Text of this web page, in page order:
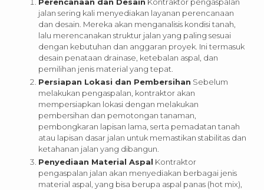
Perencanaan dan Desain Kontraktor pengaspalan
jalan sering kali menyediakan layanan perencanaan
dan desain. Mereka akan menganalisis kondisi tanah,
lalu merencanakan struktur jalan yang paling sesuai
dengan kebutuhan dan anggaran proyek. Ini termasuk
desain penataan drainase, ketebalan aspal, dan
pemilihan jenis material yang tepat.
Persiapan Lokasi dan Pembersihan Sebelum
melakukan pengaspalan, kontraktor akan
mempersiapkan lokasi dengan melakukan
pembersihan dan pemotongan tanaman,
pembongkaran lapisan lama, serta pemadatan tanah
atau lapisan dasar jalan untuk memastikan stabilitas dan
ketahanan jalan yang dibangun.
Penyediaan Material Aspal Kontraktor
pengaspalan jalan akan menyediakan berbagai jenis
material aspal, yang bisa berupa aspal panas (hot mix),